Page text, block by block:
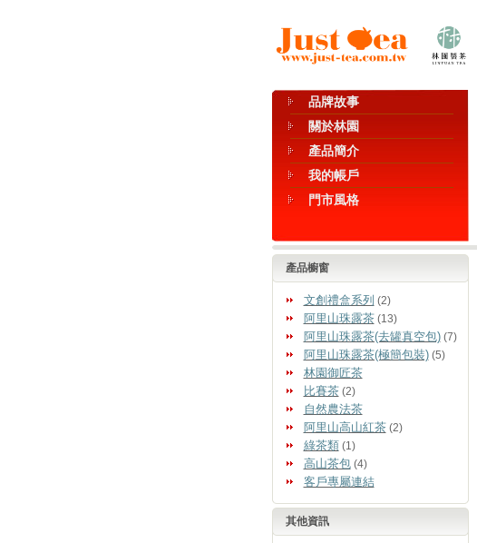
品牌故事
關於林園
產品簡介
我的帳戶
門市風格
產品櫥窗
文創禮盒系列 (2)
阿里山珠露茶(13)
阿里山珠露茶(去罐真空包)(7)
阿里山珠露茶(極簡包裝)(5)
林園御匠茶
比賽茶(2)
自然農法茶
阿里山高山紅茶(2)
綠茶類 (1)
高山茶包(4)
客戶專屬連結
其他資訊